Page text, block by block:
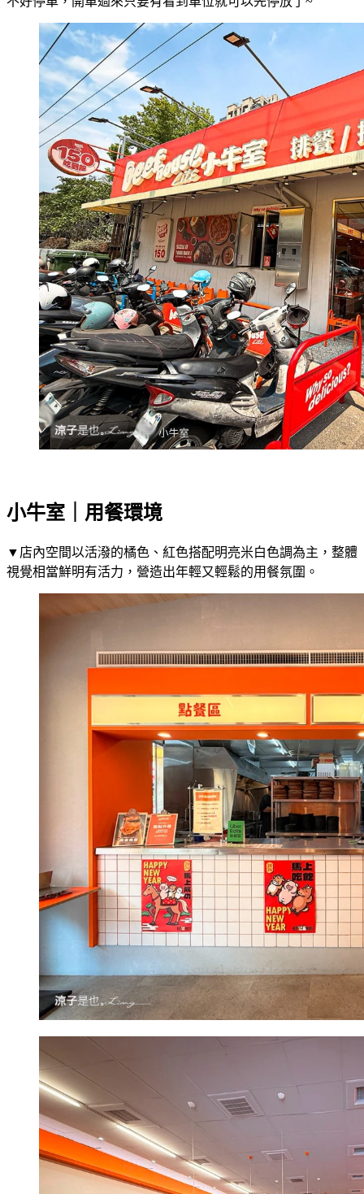
小牛室｜用餐環境
▼店內空間以活潑的橘色、紅色搭配明亮米白色調為主，整體
視覺相當鮮明有活力，營造出年輕又輕鬆的用餐氛圍。